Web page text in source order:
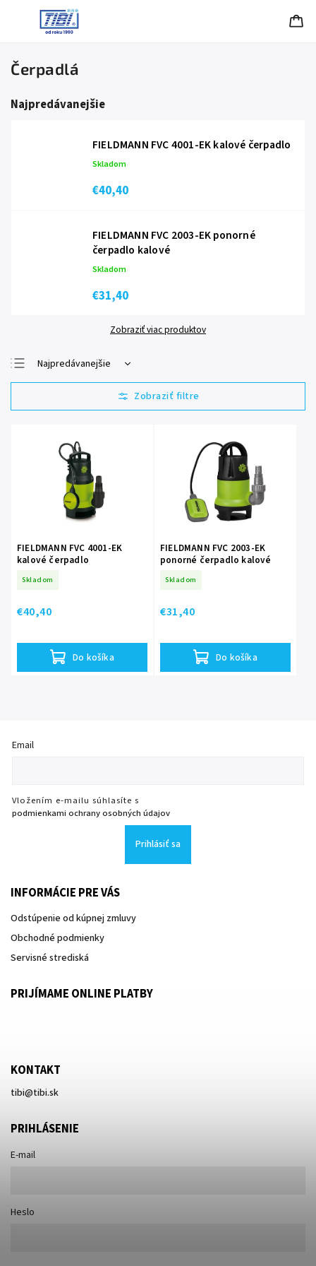
Čerpadlá
Najpredávanejšie
FIELDMANN FVC 4001-EK kalové čerpadlo
Skladom
€40,40
FIELDMANN FVC 2003-EK ponorné
čerpadlo kalové
Skladom
€31,40
Zobraziť viac produktov
Najpredávanejšie
Najlacnejšie
Najdrahšie
FIELDMANN FVC 4001-EK
kalové čerpadlo
Skladom
€40,40
Do košíka
FIELDMANN FVC 2003-EK
ponorné čerpadlo kalové
Skladom
€31,40
Do košíka
Email
Vložením e-mailu súhlasíte s
podmienkami ochrany osobných údajov
Prihlásiť sa
INFORMÁCIE PRE VÁS
Odstúpenie od kúpnej zmluvy
Obchodné podmienky
Servisné strediská
PRIJÍMAME ONLINE PLATBY
KONTAKT
tibi@tibi.sk
PRIHLÁSENIE
E-mail
Heslo